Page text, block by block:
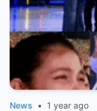
News • 1 year ago